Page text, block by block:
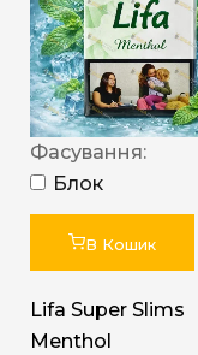
Фасування:
Блок
В Кошик
Lifa Super Slims
Menthol